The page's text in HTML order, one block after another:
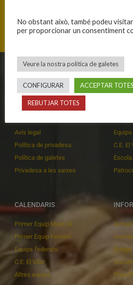
Avinguda Artur Mundet, 08001
Història
Organització
Avís legal
Política de privadesa
Política de galetes
Privadesa a les xarxes
Primer
C.E. El
Escola
CALENDARIS
Primer Equip Masculí
Primer Equip Femení
Equips federats
C.E. El Vilar
Altres equips
Botiga
Playoff
No obstant això, també podeu
per proporcionar un consentiment
Veure la nostra política de galetes
CONFIGURAR ACCEPTAR TOTES
REBUTJAR TOTES